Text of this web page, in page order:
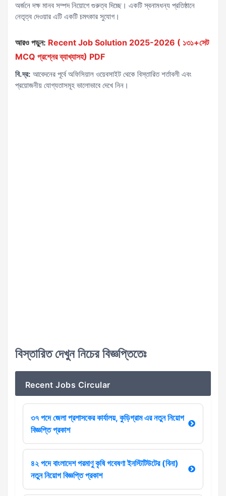
অর্জনে দক্ষ মানব সম্পদ নিয়োগে গুরুত্ব দিচ্ছে। একটি স্বনামধন্য প্রতিষ্ঠানে
নেতৃত্ব দেওয়ার এটি একটি চমৎকার সুযোগ।
আরও পড়ুন: Recent Job Solution 2025-2026 ( ১৩১+সেট
MCQ প্রশ্নের ব্যাখ্যাসহ) PDF
বি.দ্র: আবেদনের পূর্বে অফিসিয়াল ওয়েবসাইট থেকে বিস্তারিত শর্তাবলী এবং
প্রয়োজনীয় যোগ্যতাসমূহ ভালোভাবে দেখে নিন।
বিস্তারিত দেখুন নিচের বিজ্ঞপ্তিতেঃ
Recent Jobs Circular
৩৭ পদে জেলা প্রশাসকের কার্যালয়, কুড়িগ্রাম এর নতুন নিয়োগ
বিজ্ঞপ্তি প্রকাশ
৪২ পদে বাংলাদেশ পরমাণু কৃষি গবেষণা ইনস্টিটিউটের (বিনা)
নতুন নিয়োগ বিজ্ঞপ্তি প্রকাশ